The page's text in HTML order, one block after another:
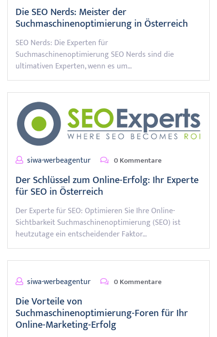
Die SEO Nerds: Meister der
Suchmaschinenoptimierung in Österreich
SEO Nerds: Die Experten für
Suchmaschinenoptimierung SEO Nerds sind die
ultimativen Experten, wenn es um…
siwa-werbeagentur 0 Kommentare
Der Schlüssel zum Online-Erfolg: Ihr Experte
für SEO in Österreich
Der Experte für SEO: Optimieren Sie Ihre Online-
Sichtbarkeit Suchmaschinenoptimierung (SEO) ist
heutzutage ein entscheidender Faktor…
siwa-werbeagentur 0 Kommentare
Die Vorteile von
Suchmaschinenoptimierung-Foren für Ihr
Online-Marketing-Erfolg